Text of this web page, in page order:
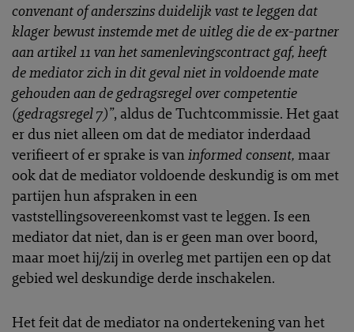
convenant of anderszins duidelijk vast te leggen dat
klager bewust instemde met de uitleg die de ex-partner
aan artikel 11 van het samenlevingscontract gaf, heeft
de mediator zich in dit geval niet in voldoende mate
gehouden aan de gedragsregel over competentie
(gedragsregel 7)”, aldus de Tuchtcommissie. Het gaat
er dus niet alleen om dat de mediator inderdaad
verifieert of er sprake is vaninformed consent, maar
ook dat de mediator voldoende deskundig is om met
partijen hun afspraken in een
vaststellingsovereenkomst vast te leggen. Is een
mediator dat niet, dan is er geen man over boord,
maar moet hij/zij in overleg met partijen een op dat
gebied wel deskundige derde inschakelen.
Het feit dat de mediator na ondertekening van het